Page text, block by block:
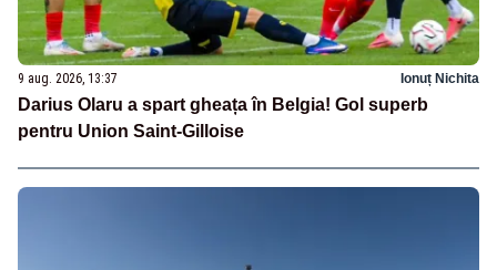
9 aug. 2026, 13:37 Ionuț Nichita
Darius Olaru a spart gheața în Belgia! Gol superb
pentru Union Saint-Gilloise